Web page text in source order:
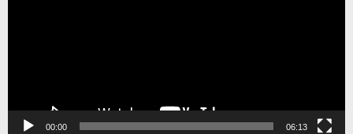
00:00 06:13